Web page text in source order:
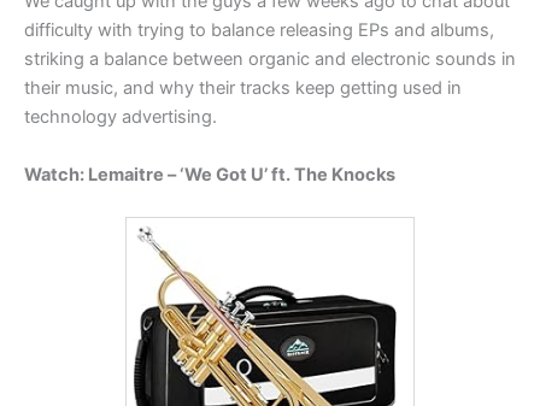
difficulty with trying to balance releasing EPs and albums,
striking a balance between organic and electronic sounds in
their music, and why their tracks keep getting used in
technology advertising.
Watch: Lemaitre – ‘We Got U’ ft. The Knocks